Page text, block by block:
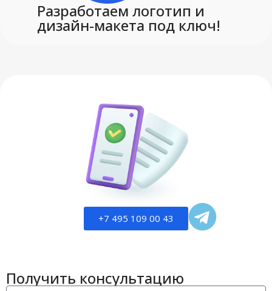
Разработаем логотип и
дизайн-макета под ключ!
+7 495 109 00 43
Получить консультацию